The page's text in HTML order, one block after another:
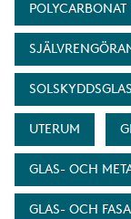
POLYCARBONAT
SOLSKYDDSGLAS
UTERUM
GLAS- OCH
GLAS- OCH